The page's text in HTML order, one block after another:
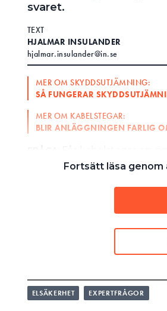
svaret.
TEXT
HJALMAR INSULANDER
hjalmar.insulander@in.se
MER OM SKYDDSUTJÄMNING:
SÅ FUNGERAR
MER OM KABELSTEGAR:
BLIR ANLÄGGNINGEN FARLIG
Nej, kabelstegar ska
avsnitt 543.2.3 i
slänger upp en mellanvägg
att de vill kapa kabelstegen
Fortsätt läsa
ELSÄKERHET EXPERTFRÅGOR